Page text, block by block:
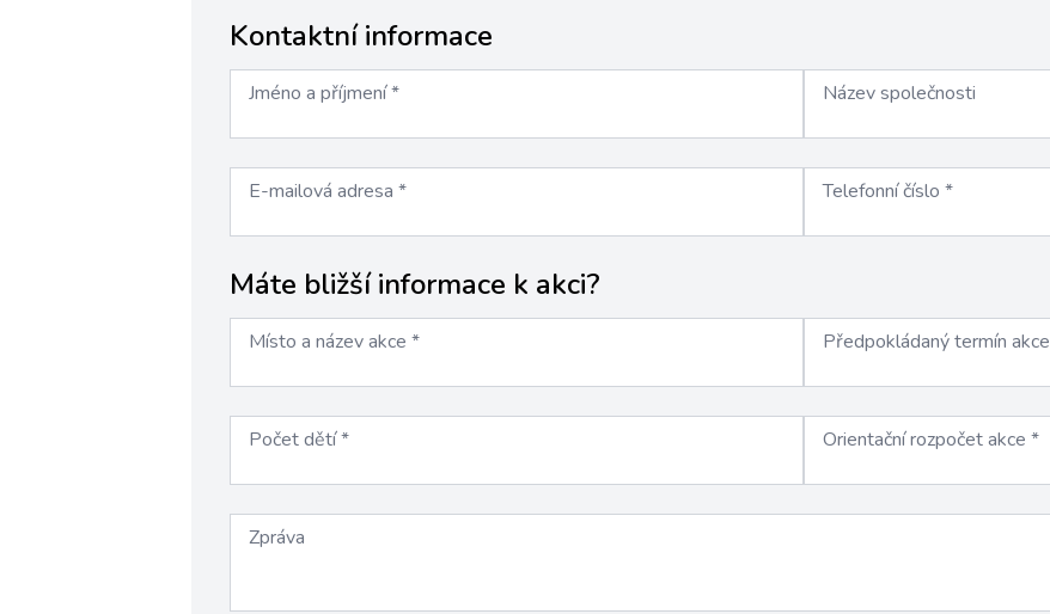
Kontaktní informace
Jméno a příjmení* Název společnosti
E-mailová adresa * Telefonní číslo *
Máte bližší informace k akci?
Místo a název akce * Předpokládaný termín akce
Počet dětí* Orientační rozpočet akce *
Zpráva